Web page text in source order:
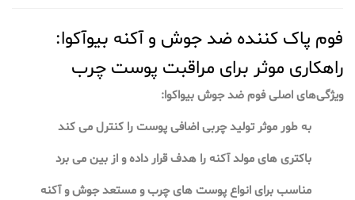
فوم پاک کننده ضد جوش و آکنه بیوآکوا:
راهکاری موثر برای مراقبت پوست چرب
ویژگی‌های اصلی فوم ضد جوش بیواکوا:
به طور موثر تولید چربی اضافی پوست را کنترل می کند
باکتری های مولد آکنه را هدف قرار داده و از بین می برد
مناسب برای انواع پوست های چرب و مستعد جوش و آکنه